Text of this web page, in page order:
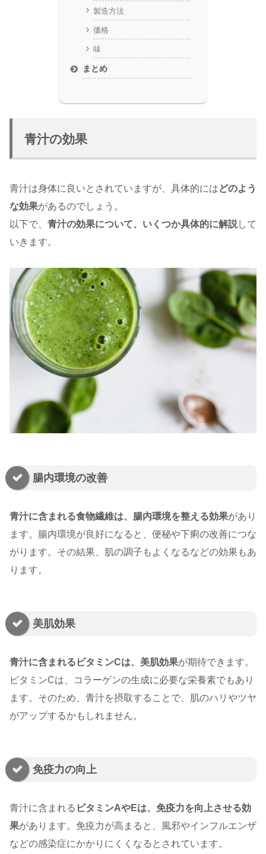
製造方法
価格
味
まとめ
青汁の効果
青汁は身体に良いとされていますが、具体的にはどのよう
な効果があるのでしょう。
以下で、 青汁の効果について、いくつか具体的に解説して
いきます。
腸内環境の改善
青汁に含まれる食物繊維は、腸内環境を整える効果があり
ます。腸内環境が良好になると、便秘や下痢の改善につな
がります。その結果、肌の調子もよくなるなどの効果もあ
ります。
美肌効果
青汁に含まれるビタミンCは、美肌効果が期待できます。
ビタミンCは、コラーゲンの生成に必要な栄養素でもあり
ます。そのため、青汁を摂取することで、肌のハリやツヤ
がアップするかもしれません。
免疫力の向上
青汁に含まれる ビタミンAやEは、免疫力を向上させる効
果があります。免疫力が高まると、風邪やインフルエンザ
などの感染症にかかりにくくなるとされています。